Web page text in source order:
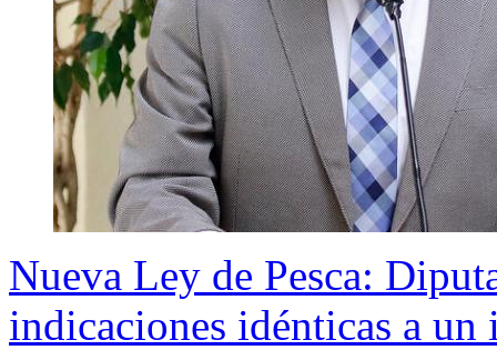
Nueva Ley de Pesca:
indicaciones idénticas a un